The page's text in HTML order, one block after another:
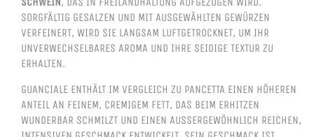
SORGFÄLTIG GESALZEN UND MIT AUSGEWÄHLTEN GEWÜRZEN
VERFEINERT, WIRD SIE LANGSAM LUFTGETROCKNET, UM IHR
UNVERWECHSELBARES AROMA UND IHRE SEIDIGE TEXTUR ZU
ERHALTEN.
GUANCIALE ENTHÄLT IM VERGLEICH ZU PANCETTA EINEN HÖHEREN
ANTEIL AN FEINEM, CREMIGEM FETT, DAS BEIM ERHITZEN
WUNDERBAR SCHMILZT UND EINEN AUSSERGEWÖHNLICH REICHEN, I